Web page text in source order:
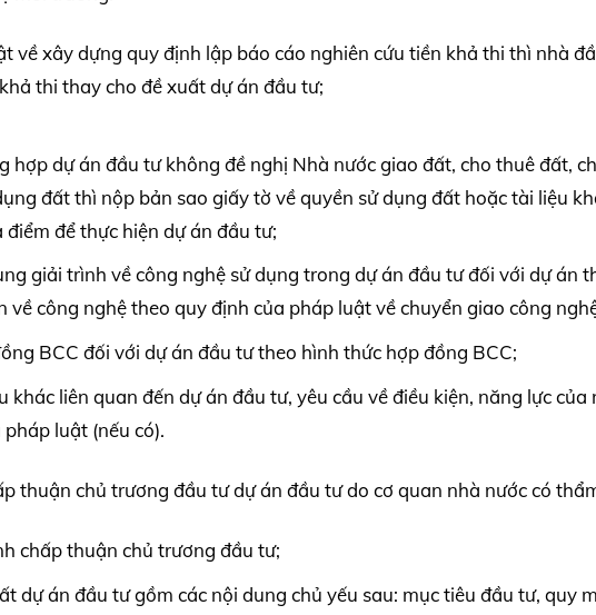
về xây dựng quy định lập báo cáo nghiên cứu tiền khả thi thì nhà
thi thay cho đề xuất dự án đầu tư;
hợp dự án đầu tư không đề nghị Nhà nước giao đất, cho thuê đất,
đất thì nộp bản sao giấy tờ về quyền sử dụng đất hoặc tài liệu
điểm để thực hiện dự án đầu tư;
giải trình về công nghệ sử dụng trong dự án đầu tư đối với dự án
về công nghệ theo quy định của pháp luật về chuyển giao công
BCC đối với dự án đầu tư theo hình thức hợp đồng BCC;
khác liên quan đến dự án đầu tư, yêu cầu về điều kiện, năng lực
luật (nếu có).
thuận chủ trương đầu tư dự án đầu tư do cơ quan nhà nước có
chấp thuận chủ trương đầu tư;
dự án đầu tư gồm các nội dung chủ yếu sau: mục tiêu đầu tư, quy